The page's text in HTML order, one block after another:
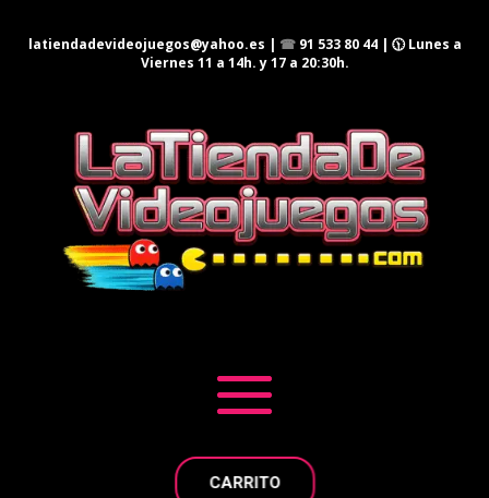
latiendadevideojuegos@yahoo.es | ☎ 91 533 80 44| 🕦 Lunes a
Viernes 11 a 14h. y 17 a 20:30h.
CARRITO